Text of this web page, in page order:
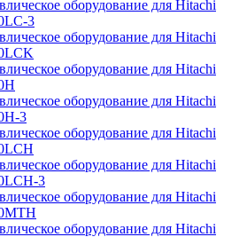
оборудование для Hitachi
3
оборудование для Hitachi
оборудование для Hitachi
оборудование для Hitachi
3
оборудование для Hitachi
оборудование для Hitachi
3
оборудование для Hitachi
оборудование для Hitachi